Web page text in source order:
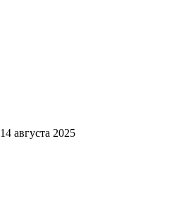
14 августа 2025